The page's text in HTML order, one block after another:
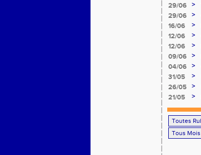
29/06
>
29/06
>
16/06
>
12/06
>
12/06 >
09/06
>
04/06
>
31/05 >
26/05
>
21/05 >